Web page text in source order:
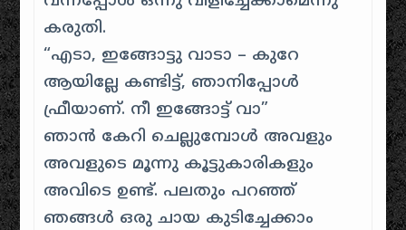
കരുതി.
“എടാ, ഇങ്ങോട്ടു വാടാ – കുറേ
ആയില്ലേ കണ്ടിട്ട്, ഞാനിപ്പോള്‍
ഫ്രീയാണ്‌. നീ ഇങ്ങോട്ട് വാ”
ഞാന്‍ കേറി ചെല്ലുമ്പോള്‍ അവളും
അവളുടെ മൂന്നു കൂട്ടുകാരികളും
അവിടെ ഉണ്ട്. പലതും പറഞ്ഞ്
ഞങ്ങള്‍ ഒരു ചായ കുടിച്ചേക്കാം